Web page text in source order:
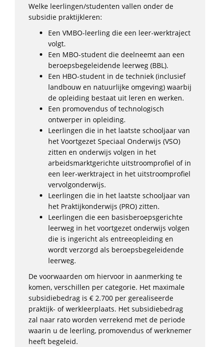
Welke leerlingen/studenten vallen onder de
subsidie praktijkleren:
Een VMBO-leerling die een leer-werktraject
volgt.
Een MBO-student die deelneemt aan een
beroepsbegeleidende leerweg (BBL).
Een HBO-student in de techniek (inclusief
landbouw en natuurlijke omgeving) waarbij
de opleiding bestaat uit leren en werken.
Een promovendus of technologisch
ontwerper in opleiding.
Leerlingen die in het laatste schooljaar van
het Voortgezet Speciaal Onderwijs (VSO)
zitten en onderwijs volgen in het
arbeidsmarktgerichte uitstroomprofiel of in
een leer-werktraject in het uitstroomprofiel
vervolgonderwijs.
Leerlingen die in het laatste schooljaar van
het Praktijkonderwijs (PRO) zitten.
Leerlingen die een basisberoepsgerichte
leerweg in het voortgezet onderwijs volgen
die is ingericht als entreeopleiding en
wordt verzorgd als beroepsbegeleidende
leerweg.
De voorwaarden om hiervoor in aanmerking te
komen, verschillen per categorie. Het maximale
subsidiebedrag is € 2.700 per gerealiseerde
praktijk- of werkleerplaats. Het subsidiebedrag
zal naar rato worden verrekend met de periode
waarin u de leerling, promovendus of werknemer
heeft begeleid.